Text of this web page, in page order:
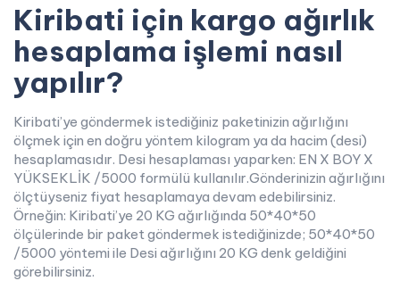
Kiribati için kargo ağırlık
hesaplama işlemi nasıl
yapılır?
Kiribati’ye göndermek istediğiniz paketinizin ağırlığını
ölçmek için en doğru yöntem kilogram ya da hacim (desi)
hesaplamasıdır. Desi hesaplaması yaparken: EN X BOY X
YÜKSEKLİK /5000 formülü kullanılır.Gönderinizin ağırlığını
ölçtüyseniz fiyat hesaplamaya devam edebilirsiniz.
Örneğin: Kiribati’ye 20 KG ağırlığında 50*40*50
ölçülerinde bir paket göndermek istediğinizde; 50*40*50
/5000 yöntemi ile Desi ağırlığını 20 KG denk geldiğini
görebilirsiniz.